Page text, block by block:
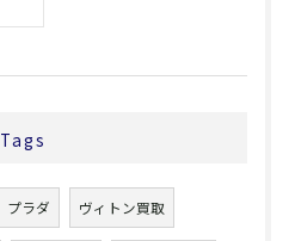
Tags
プラダ ヴィトン買取